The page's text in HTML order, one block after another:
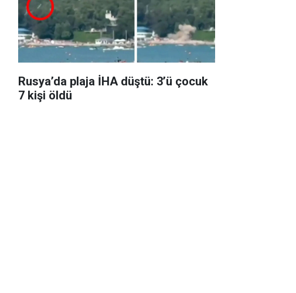
Rusya’da plaja İHA düştü: 3’ü çocuk
7 kişi öldü